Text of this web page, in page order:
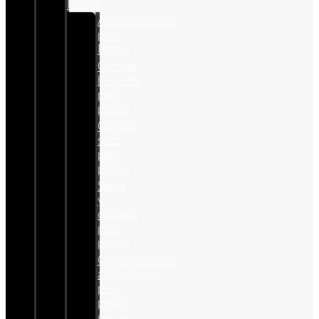
Perros
Antiparasitários
para
Perros
Comida
humeda
para
perros
Comida
seca
para
perros
Salud
y
cuidado
para
perros
Complementos
alimenticios
para
perros